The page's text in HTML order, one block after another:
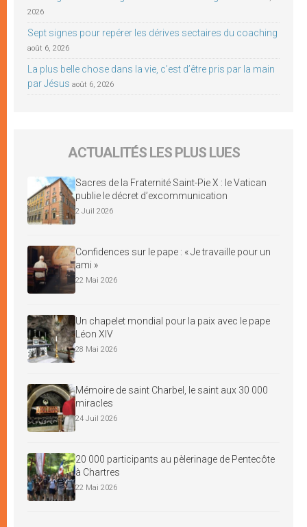
2026
Sept signes pour repérer les dérives sectaires du coaching
août 6, 2026
La plus belle chose dans la vie, c’est d’être pris par la main
par Jésus août 6, 2026
ACTUALITÉS LES PLUS LUES
Sacres de la Fraternité Saint-Pie X : le Vatican
publie le décret d’excommunication
2 Juil 2026
Confidences sur le pape : « Je travaille pour un
ami »
22 Mai 2026
Un chapelet mondial pour la paix avec le pape
Léon XIV
28 Mai 2026
Mémoire de saint Charbel, le saint aux 30 000
miracles
24 Juil 2026
20 000 participants au pèlerinage de Pentecôte
à Chartres
22 Mai 2026